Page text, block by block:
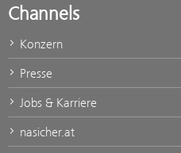
Channels
Konzern
Presse
Jobs & Karriere
nasicher.at